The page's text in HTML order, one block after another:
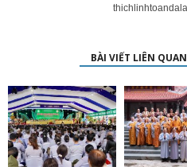
BÀI VIẾT LIÊN QUAN